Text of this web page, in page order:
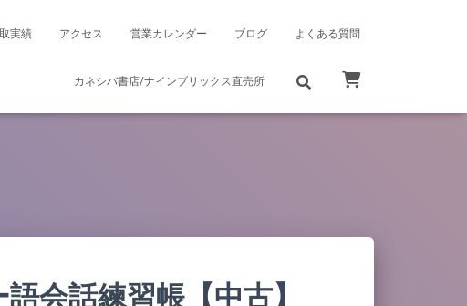
実績 アクセス 営業カレンダー ブログ よくある質問
カネシバ書店/ナインブリックス直売所
会話練習帳【中古】